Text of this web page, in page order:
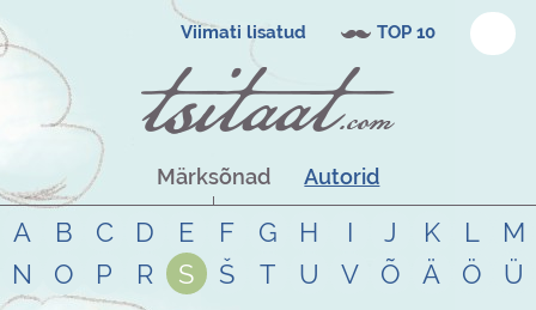
Viimati lisatud TOP 10
Märksõnad Autorid
A B C D E F G H I J K L
M
N
O P R S Š T U V Õ Ä Ö Ü